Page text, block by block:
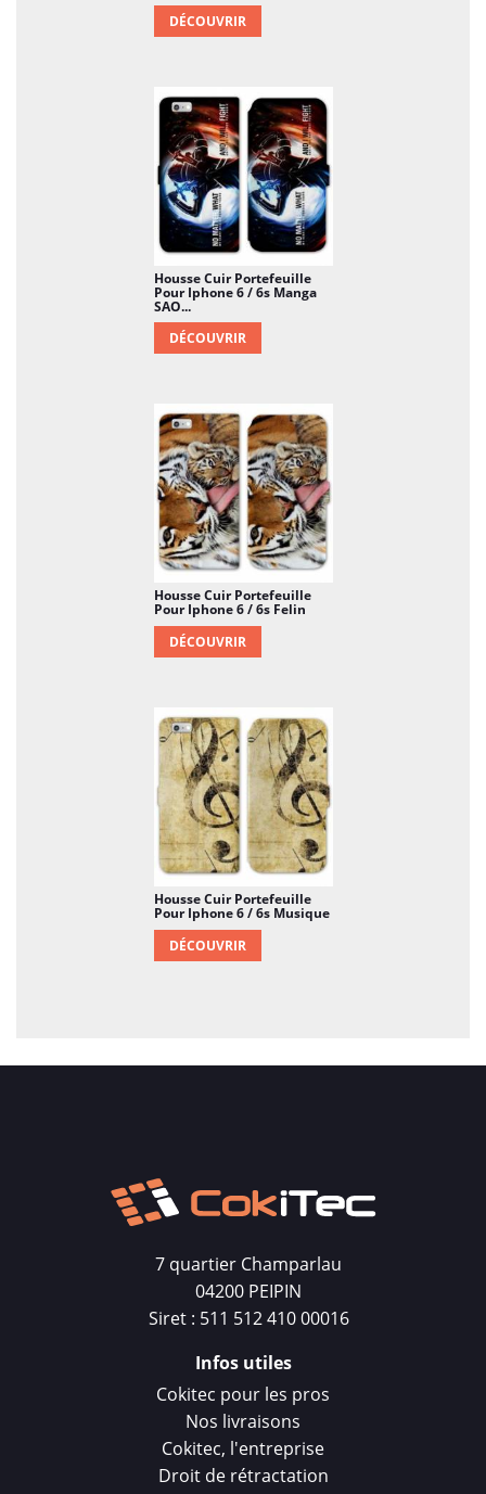
DÉCOUVRIR
Housse Cuir Portefeuille
Pour Iphone 6 / 6s Manga
SAO...
DÉCOUVRIR
Housse Cuir Portefeuille
Pour Iphone 6 / 6s Felin
DÉCOUVRIR
Housse Cuir Portefeuille
Pour Iphone 6 / 6s Musique
DÉCOUVRIR
7 quartier Champarlau
04200 PEIPIN
Siret : 511 512 410 00016
Infos utiles
Cokitec pour les pros
Nos livraisons
Cokitec, l'entreprise
Droit de rétractation